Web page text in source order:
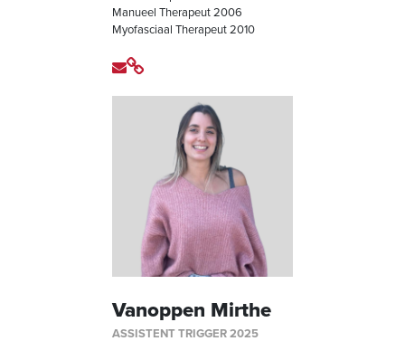
Manueel Therapeut 2006
Myofasciaal Therapeut 2010
Vanoppen Mirthe
ASSISTENT TRIGGER 2025